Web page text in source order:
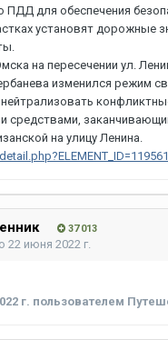
для обеспечения
установят дорожные
на пересечении ул.
изменился режим
средствами,
на улицу Ленина.
37 013
22 июня 2022 г.
г. пользователем